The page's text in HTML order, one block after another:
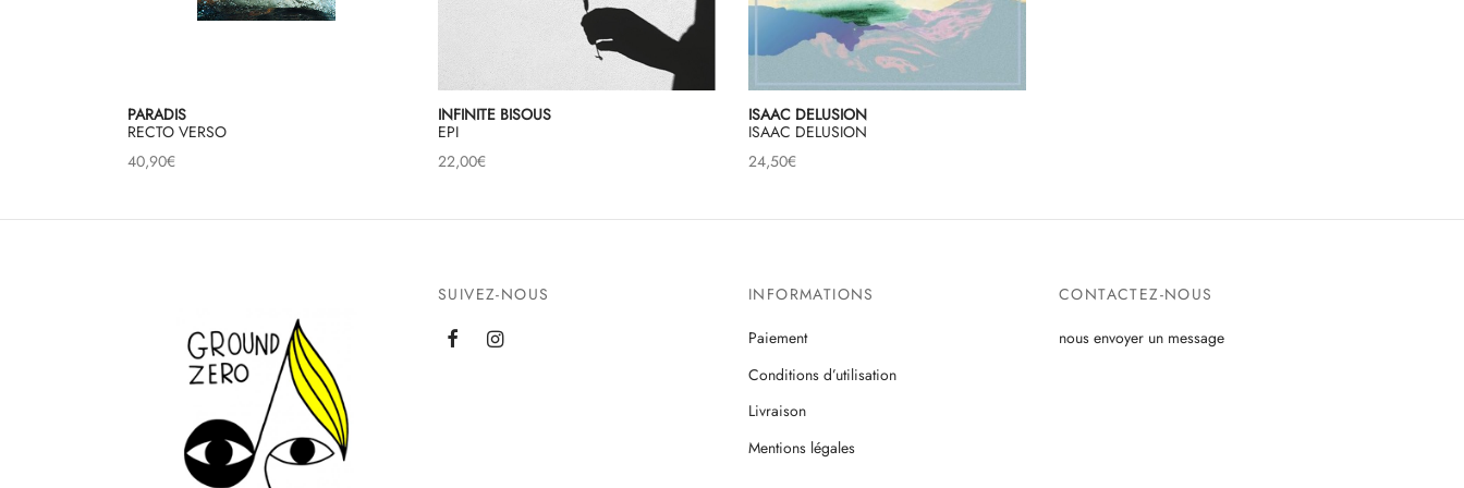
PARADIS
RECTO VERSO
40,90€
INFINITE BISOUS
EPI
22,00€
ISAAC DELUSION
ISAAC DELUSION
24,50€
SUIVEZ-NOUS INFORMATIONS
Paiement
Conditions d’utilisation
Livraison
Mentions légales
CONTACTEZ-NOUS
nous envoyer un message